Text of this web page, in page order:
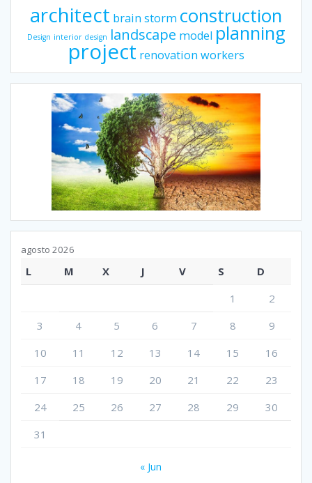
architect brain storm construction
Design interior design landscape model planning
project renovation workers
agosto 2026
L M X J V S
D
1
2
3
4 5 6 7 8
9
10
11 12 13 14 15
16
17
18 19 20 21 22
23
24
25 26 27 28 29
30
31
« Jun